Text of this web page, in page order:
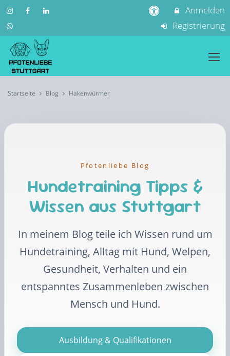
Anmelden
Registrierung
Startseite Blog Hakenwürmer
Pfotenliebe Blog
Hundetraining Tipps &
Wissen aus Stuttgart
In meinem Blog teile ich Wissen rund um
Hundetraining, Alltag mit Hund, Welpen,
Gesundheit, Verhalten und ein
entspanntes Zusammenleben zwischen
Mensch und Hund.
Ausbildung & Qualifikationen